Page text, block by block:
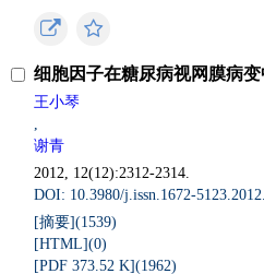
细胞因子在糖尿病视网膜病
王小琴
,
谢青
2012, 12(12):2312-2314.
DOI: 10.3980/j.issn.1672-
[摘要](1539)
[HTML](0)
[PDF 373.52 K](1962)